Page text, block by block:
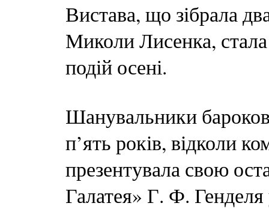
Вистава, що зібрала
Миколи Лисенка,
подій осені.
Шанувальники
п’ять років, відколи
презентувала свою
Галатея» Г. Ф.